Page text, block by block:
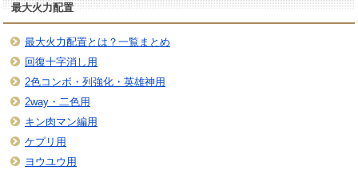
最大火力配置
最大火力配置とは？一覧まとめ
回復十字消し用
2色コンボ・列強化・英雄神用
2way・二色用
キン肉マン編用
ケプリ用
ヨウユウ用